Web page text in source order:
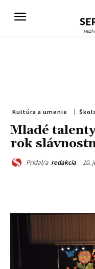
Kultúra a umenie
Mladé
rok
Pridal/a redakcia 10.